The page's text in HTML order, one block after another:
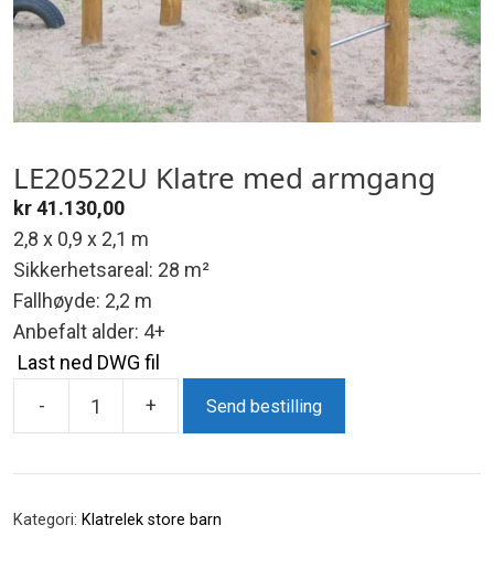
LE20522U Klatre med armgang
kr41.130,00
2,8 x 0,9 x 2,1 m
Sikkerhetsareal: 28 m²
Fallhøyde: 2,2 m
Anbefalt alder: 4+
Last ned DWG fil
-
LE20522U
med
armgang
+ Send bestilling
Kategori: Klatrelek store barn